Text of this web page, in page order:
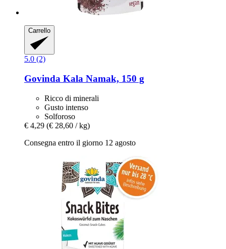
Carrello
5.0 (2)
Govinda Kala Namak, 150 g
Ricco di minerali
Gusto intenso
Solforoso
€ 4,29 (€ 28,60 / kg)
Consegna entro il giorno 12 agosto